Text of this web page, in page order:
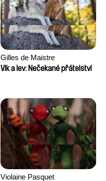
Gilles de Maistre
Vlk a lev: Nečekané přátelství
Violaine Pasquet